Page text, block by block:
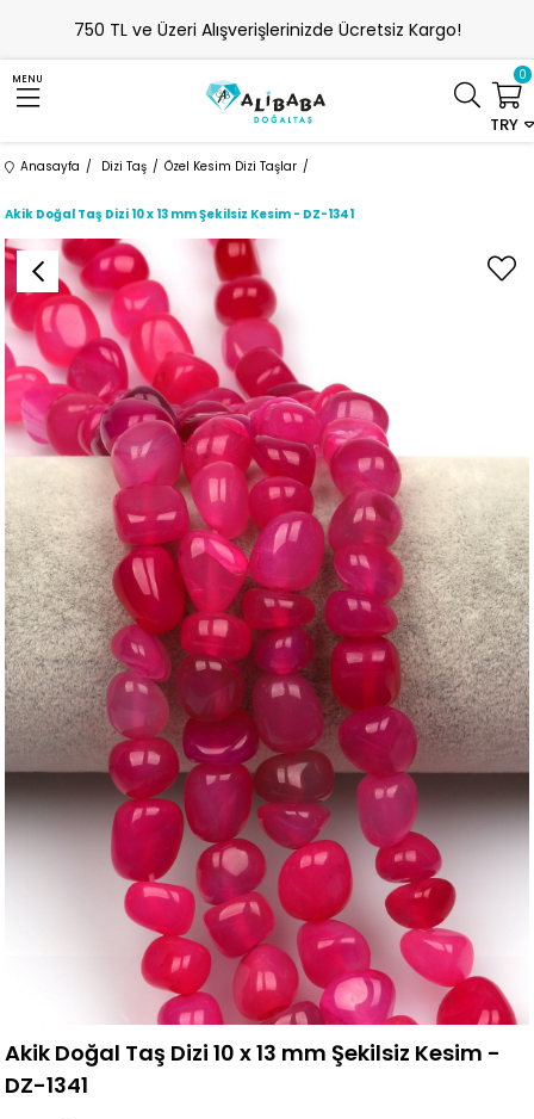
750 TL ve Üzeri Alışverişlerinizde Ücretsiz Kargo!
MENU
TRY
0
Anasayfa Dizi Taş Özel Kesim Dizi Taşlar
Akik Doğal Taş Dizi 10 x 13 mm Şekilsiz Kesim - DZ-1341
Akik Doğal Taş Dizi 10 x 13 mm Şekilsiz Kesim -
DZ-1341